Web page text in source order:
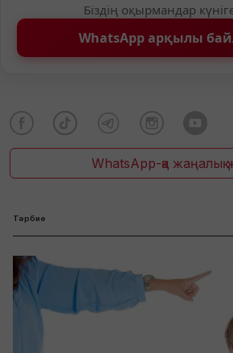
Біздің оқырмандар
WhatsApp арқылы
WhatsApp-қа жаңалық
Тәрбие